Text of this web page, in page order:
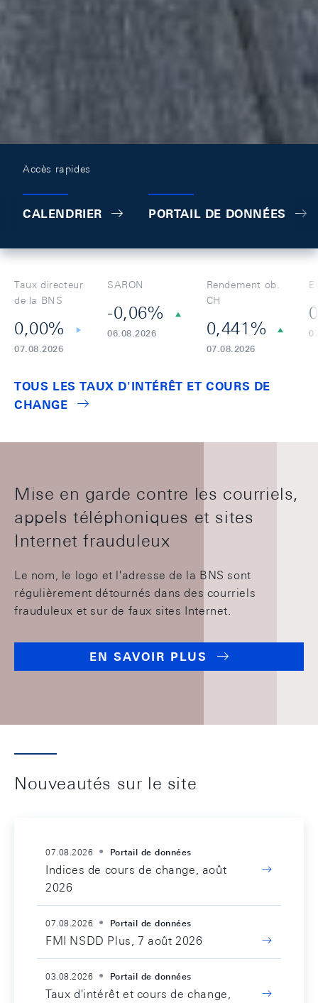
Accès rapides
CALENDRIER PORTAIL DE DONNÉES
Taux directeur
de la BNS
0,00%
07.08.2026
SARON
-0,06%
06.08.2026
Rendement ob.
CH
0,441%
07.08.2026
TOUS LES TAUX D'INTÉRÊT ET COURS DE
CHANGE
Mise en garde contre les courriels,
appels téléphoniques et sites
Internet frauduleux
Le nom, le logo et l'adresse de la BNS sont
régulièrement détournés dans des courriels
frauduleux et sur de faux sites Internet.
EN SAVOIR PLUS
Nouveautés sur le site
07.08.2026 Portail de données
Indices de cours de change, août
2026
07.08.2026 Portail de données
FMI NSDD Plus, 7 août 2026
03.08.2026 Portail de données
Taux d'intérêt et cours de change,